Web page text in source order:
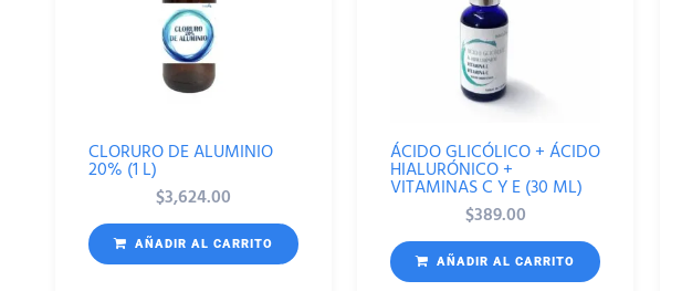
CLORURO DE ALUMINIO
20% (1 L)
$3,624.00
AÑADIR AL CARRITO
ÁCIDO GLICÓLICO + ÁCIDO
HIALURÓNICO +
VITAMINAS C Y E (30 ML)
$389.00
AÑADIR AL CARRITO